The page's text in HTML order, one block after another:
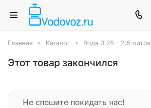
Главная Каталог Вода 0.25 - 2.5 литра
Этот товар закончился
Не спешите покидать нас!